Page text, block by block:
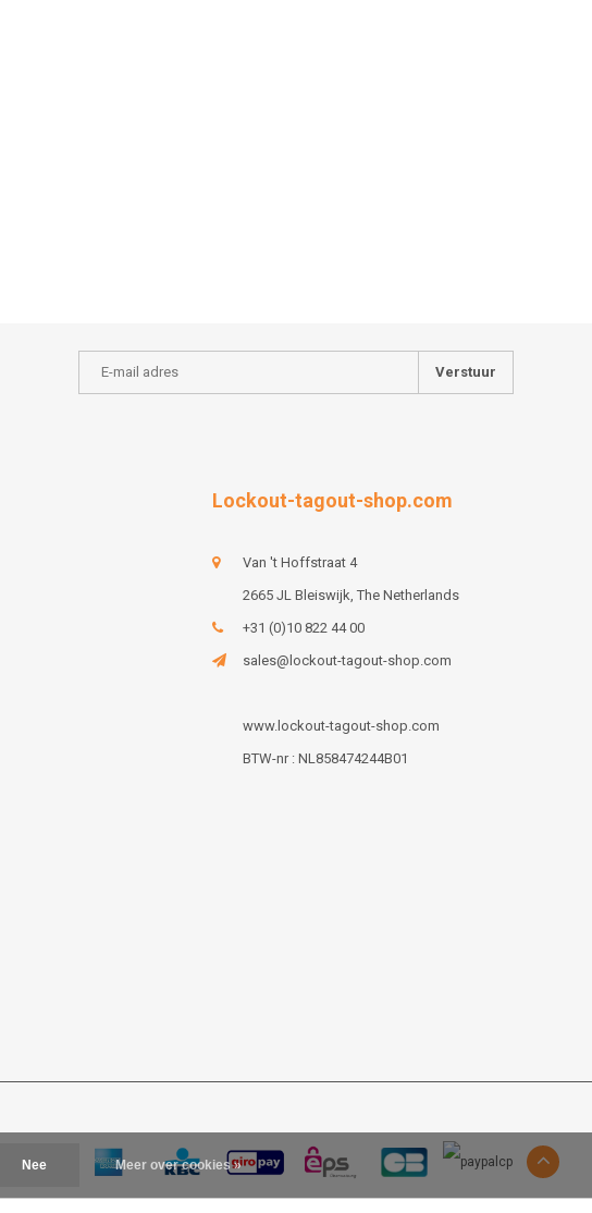
Verstuur
Lockout-tagout-shop.com
Van 't Hoffstraat 4
2665 JL Bleiswijk, The Netherlands
+31 (0)10 822 44 00
sales@lockout-tagout-shop.com
www.lockout-tagout-shop.com
BTW-nr : NL858474244B01
Nee Meer over cookies »